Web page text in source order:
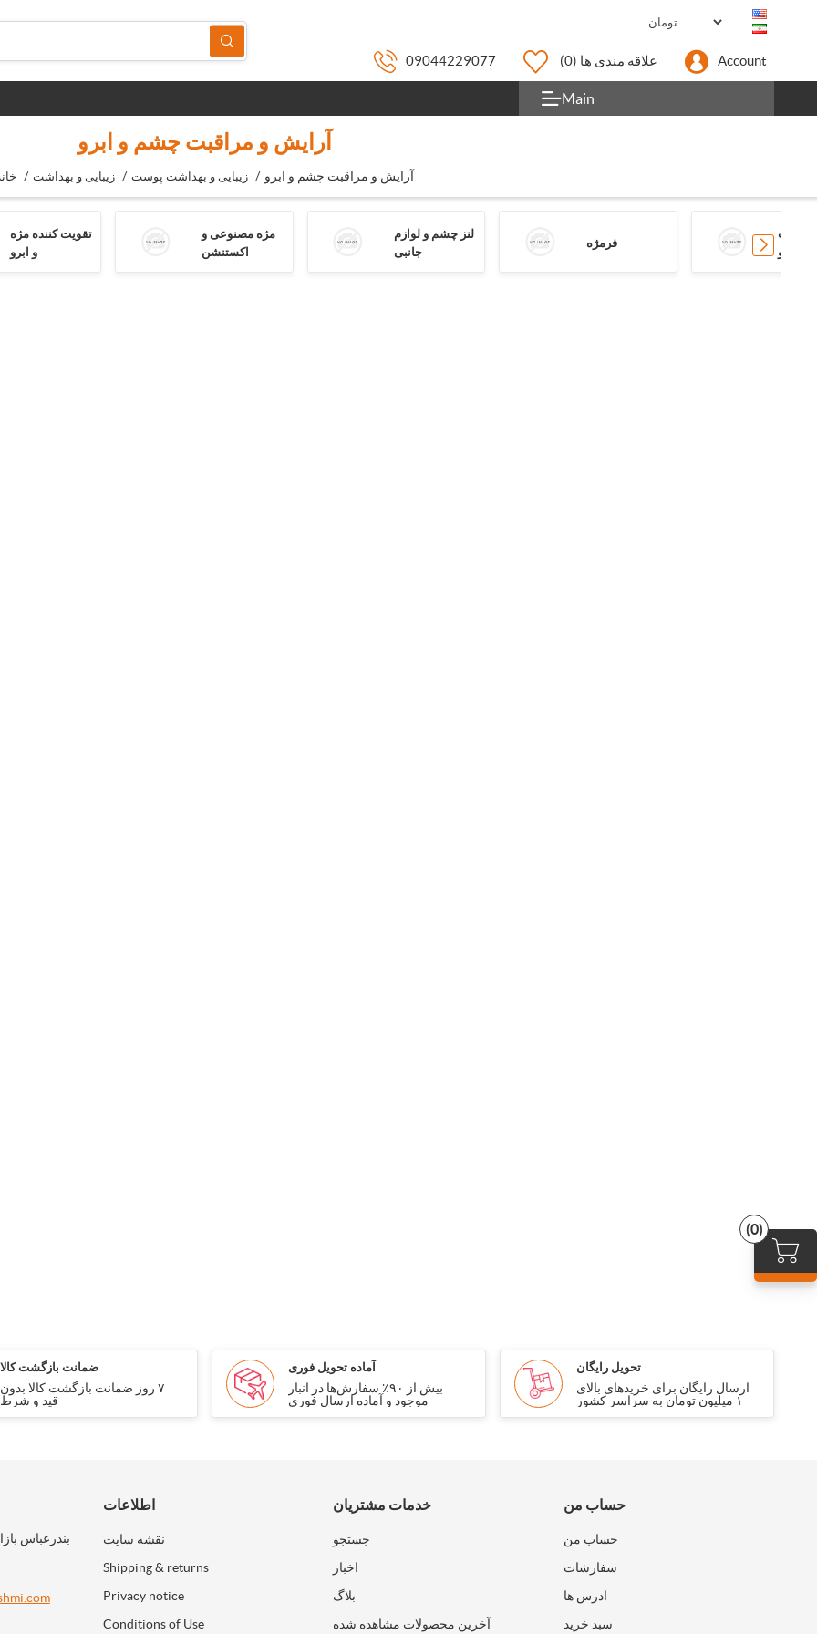
09044229077 علاقه مندی ها (0) Account
(0)
Main
آرایش و مراقبت چشم و ابرو
/ زیبایی و بهداشت / زیبایی و بهداشت پوست / آرایش و مراقبت چشم و ابرو
تقویت کننده مژه
و ابرو
مژه مصنوعی و
اکستنشن
لنز چشم و لوازم
جانبی
فرمژه
لمینت
و ابرو
ضمانت بازگشت کالا
۷ روز ضمانت بازگشت کالا بدون
قید و شرط
آماده تحویل فوری
بیش از ۹۰٪ سفارش‌ها در انبار
موجود و آماده ارسال فوری
تحویل رایگان
ارسال رایگان برای خریدهای بالای
۱ میلیون تومان به سراسر کشور
بندرعباس
اطلاعات
نقشه سایت
Shipping & returns
Privacy notice
Conditions of Use
خدمات مشتریان
جستجو
اخبار
بلاگ
آخرین محصولات مشاهده شده
حساب من
حساب من
سفارشات
ادرس ها
سبد خرید